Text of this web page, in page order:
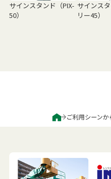
サインスタンド（PIX-
50）
サインス
リー45）
ご利用シーン